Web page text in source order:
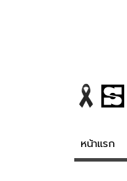
หน้าแรก